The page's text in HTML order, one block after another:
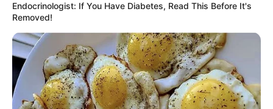
Endocrinologist: If You Have Diabetes, Read This Before It's
Removed!